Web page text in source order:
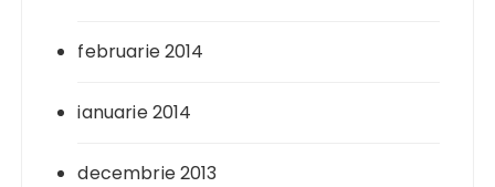
februarie 2014
ianuarie 2014
decembrie 2013